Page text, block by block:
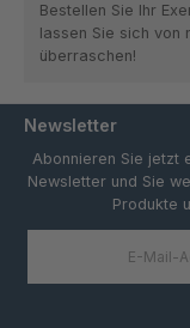
Bestellen Sie Ihr
lassen Sie sich von
überraschen!
Newsletter
Abonnieren Sie jetzt
Newsletter und Sie
Produkte